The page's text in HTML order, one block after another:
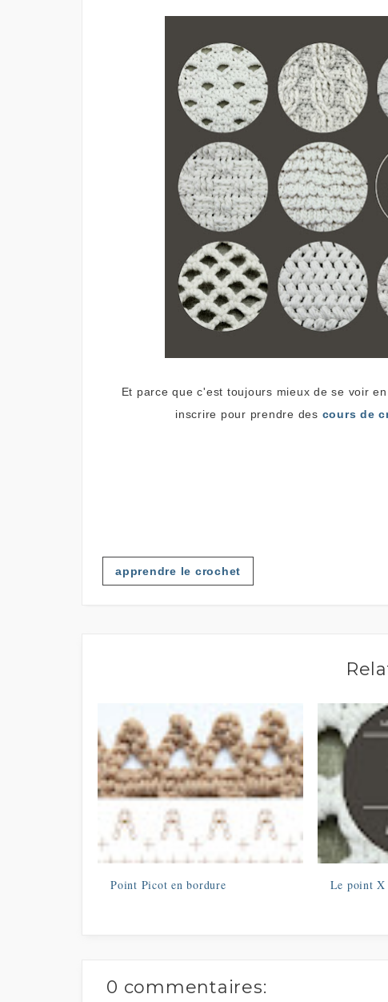
Et parce que c'est toujours mieux de se voir
inscrire pour prendre des cours de
apprendre le crochet
Point Picot en bordure Le point X
0 commentaires: